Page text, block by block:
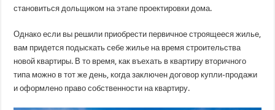
становиться дольщиком на этапе проектировки дома.
Однако если вы решили приобрести первичное строящееся жилье,
вам придется подыскать себе жилье на время строительства
новой квартиры. В то время, как въехать в квартиру вторичного
типа можно в тот же день, когда заключен договор купли-продажи
и оформлено право собственности на квартиру.